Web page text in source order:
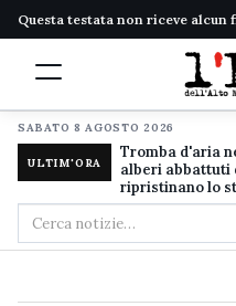
Questa testata non riceve alcun
SABATO 8 AGOSTO 2026
ULTIM'ORA
Tromba d'aria
alberi abbattuti
ripristinano lo
Cerca
nel